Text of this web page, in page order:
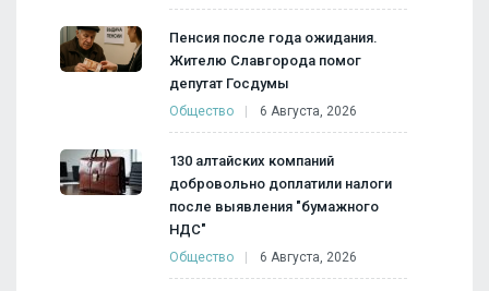
Пенсия после года ожидания.
Жителю Славгорода помог
депутат Госдумы
Общество 6 Августа, 2026
130 алтайских компаний
добровольно доплатили налоги
после выявления "бумажного
НДС"
Общество 6 Августа, 2026